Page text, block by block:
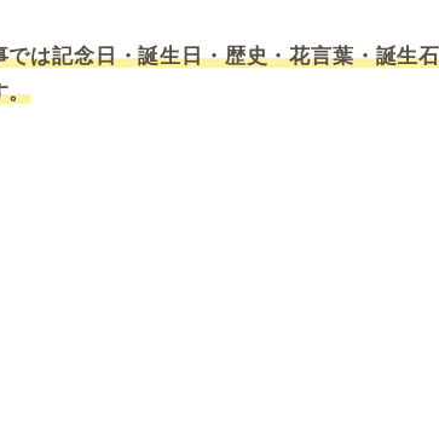
では記念日・誕生日・歴史・花言葉・誕生
。